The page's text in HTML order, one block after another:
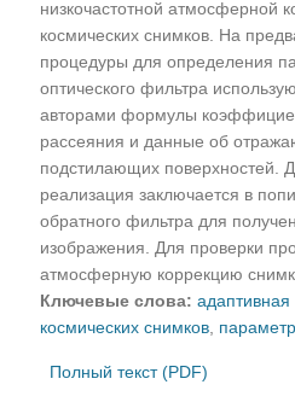
низкочастотной атмосферной
космических снимков. На
процедуры для определения
оптического фильтра
авторами формулы
рассеяния и данные об
подстилающих поверхностей.
реализация заключается в
обратного фильтра для
изображения. Для проверки
атмосферную коррекцию
Ключевые слова:
космических снимков
Полный текст (PDF)